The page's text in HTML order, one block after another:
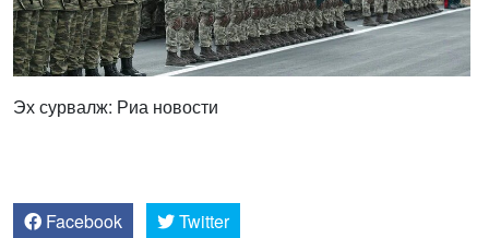
Эх сурвалж: Риа новости
Facebook Twitter